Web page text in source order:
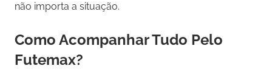
não importa a situação.
Como Acompanhar Tudo Pelo
Futemax?